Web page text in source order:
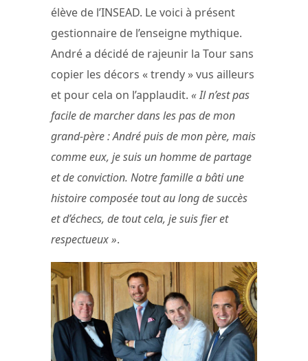
élève de l’INSEAD. Le voici à présent
gestionnaire de l’enseigne mythique.
André a décidé de rajeunir la Tour sans
copier les décors « trendy » vus ailleurs
et pour cela on l’applaudit. « Il n’est pas
facile de marcher dans les pas de mon
grand-père : André puis de mon père, mais
comme eux, je suis un homme de partage
et de conviction. Notre famille a bâti une
histoire composée tout au long de succès
et d’échecs, de tout cela, je suis fier et
respectueux ».